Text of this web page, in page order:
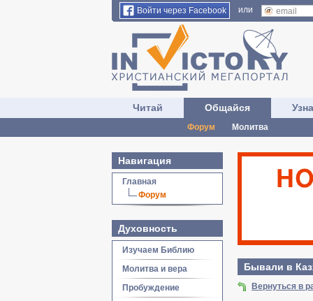
Войти через Facebook или
Читай Общайся
Форум Молитва
Навигация
Главная
Форум
Духовность
Изучаем Библию
Молитва и вера
Пробуждение
Бывали в
Вернуться в